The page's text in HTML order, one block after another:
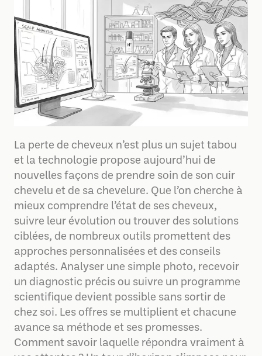
La perte de cheveux n’est plus un sujet tabou
et la technologie propose aujourd’hui de
nouvelles façons de prendre soin de son cuir
chevelu et de sa chevelure. Que l’on cherche à
mieux comprendre l’état de ses cheveux,
suivre leur évolution ou trouver des solutions
ciblées, de nombreux outils promettent des
approches personnalisées et des conseils
adaptés. Analyser une simple photo, recevoir
un diagnostic précis ou suivre un programme
scientifique devient possible sans sortir de
chez soi. Les offres se multiplient et chacune
avance sa méthode et ses promesses.
Comment savoir laquelle répondra vraiment à